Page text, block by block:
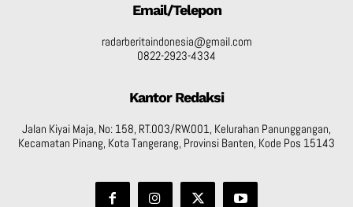
Email/Telepon
radarberitaindonesia@gmail.com
0822-2923-4334
Kantor Redaksi
Jalan Kiyai Maja, No: 158, RT.003/RW.001, Kelurahan Panunggangan,
Kecamatan Pinang, Kota Tangerang, Provinsi Banten, Kode Pos 15143